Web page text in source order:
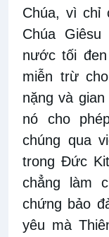
Chúa, vì chỉ
Chúa
nước tối
miễn trừ
nặng và
nó cho
chúng qua
trong Đức
chẳng làm
chứng bảo
yêu mà